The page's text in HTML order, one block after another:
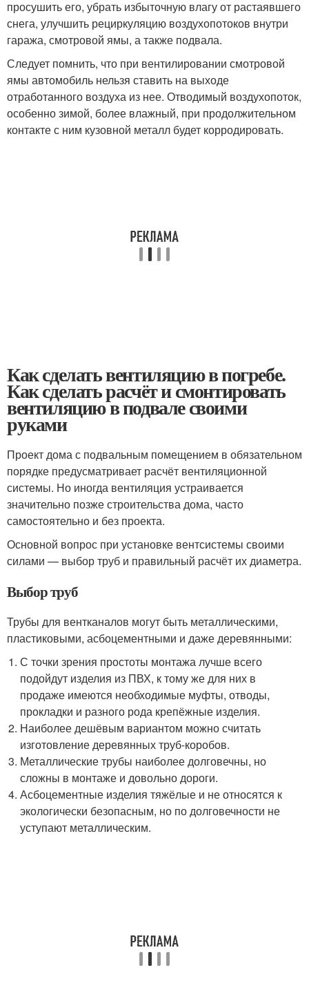
просушить его, убрать избыточную влагу от растаявшего
снега, улучшить рециркуляцию воздухопотоков внутри
гаража, смотровой ямы, а также подвала.
Следует помнить, что при вентилировании смотровой
ямы автомобиль нельзя ставить на выходе
отработанного воздуха из нее. Отводимый воздухопоток,
особенно зимой, более влажный, при продолжительном
контакте с ним кузовной металл будет корродировать.
Как сделать вентиляцию в погребе.
Как сделать расчёт и смонтировать
вентиляцию в подвале своими
руками
Проект дома с подвальным помещением в обязательном
порядке предусматривает расчёт вентиляционной
системы. Но иногда вентиляция устраивается
значительно позже строительства дома, часто
самостоятельно и без проекта.
Основной вопрос при установке вентсистемы своими
силами — выбор труб и правильный расчёт их диаметра.
Выбор труб
Трубы для вентканалов могут быть металлическими,
пластиковыми, асбоцементными и даже деревянными:
С точки зрения простоты монтажа лучше всего
подойдут изделия из ПВХ, к тому же для них в
продаже имеются необходимые муфты, отводы,
прокладки и разного рода крепёжные изделия.
Наиболее дешёвым вариантом можно считать
изготовление деревянных труб-коробов.
Металлические трубы наиболее долговечны, но
сложны в монтаже и довольно дороги.
Асбоцементные изделия тяжёлые и не относятся к
экологически безопасным, но по долговечности не
уступают металлическим.